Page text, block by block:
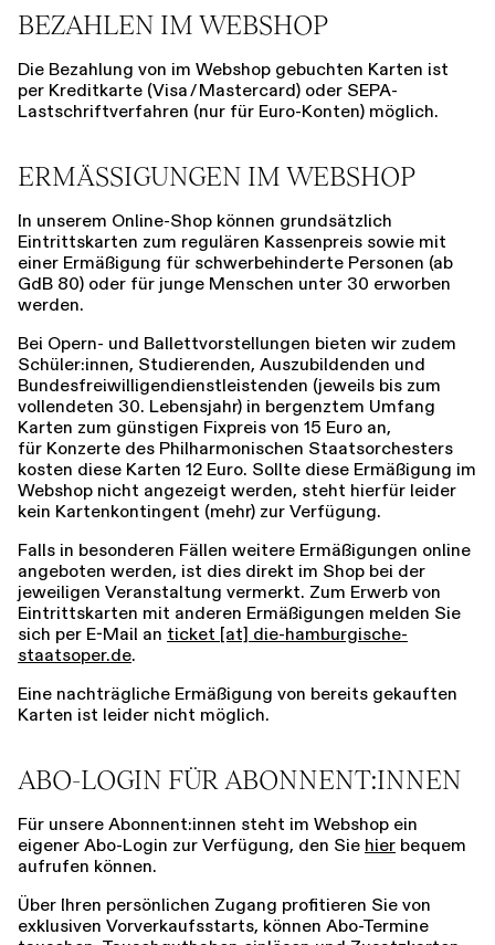
BEZAHLEN IM WEBSHOP
Die Bezahlung von im Webshop gebuchten Karten ist
per Kreditkarte (Visa / Mastercard) oder SEPA-
Lastschriftverfahren (nur für Euro-Konten) möglich.
ERMÄSSIGUNGEN IM WEBSHOP
In unserem Online-Shop können grundsätzlich
Eintrittskarten zum regulären Kassenpreis sowie mit
einer Ermäßigung für schwerbehinderte Personen (ab
GdB 80) oder für junge Menschen unter 30 erworben
werden.
Bei Opern- und Ballettvorstellungen bieten wir zudem
Schüler:innen, Studierenden, Auszubildenden und
Bundesfreiwilligendienstleistenden (jeweils bis zum
vollendeten 30. Lebensjahr) in bergenztem Umfang
Karten zum günstigen Fixpreis von 15 Euro an,
für Konzerte des Philharmonischen Staatsorchesters
kosten diese Karten 12 Euro. Sollte diese Ermäßigung im
Webshop nicht angezeigt werden, steht hierfür leider
kein Kartenkontingent (mehr) zur Verfügung.
Falls in besonderen Fällen weitere Ermäßigungen online
angeboten werden, ist dies direkt im Shop bei der
jeweiligen Veranstaltung vermerkt. Zum Erwerb von
Eintrittskarten mit anderen Ermäßigungen melden Sie
sich per E-Mail an ticket [​at​] die-hamburgische-
staatsoper.de.
Eine nachträgliche Ermäßigung von bereits gekauften
Karten ist leider nicht möglich.
ABO-LOGIN FÜR ABONNENT:INNEN
Für unsere Abonnent:innen steht im Webshop ein
eigener Abo-Login zur Verfügung, den Sie hier bequem
aufrufen können.
Über Ihren persönlichen Zugang profitieren Sie von
exklusiven Vorverkaufsstarts, können Abo-Termine